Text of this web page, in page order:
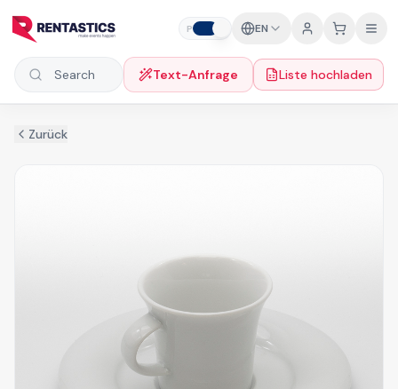
P EN
Search products Text-Anfrage Liste hochladen
Zurück